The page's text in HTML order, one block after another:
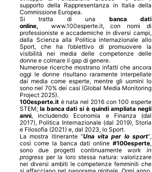
supporto della Rappresentanza in Italia della
Commissione Europea.
Si tratta di una banca dati
online,
www.100esperte.it, con nomi di
professioniste e accademiche in diversi campi,
dalla Scienza alla Politica internazionale allo
Sport, che ha l’obiettivo di promuovere la
visibilità nei media delle competenze delle
donne e colmare il gap di genere.
Numerose ricerche mostrano infatti che ancora
oggi le donne risultano raramente interpellate
dai media come esperte, mentre gli uomini lo
sono nel 70% dei casi (Global Media Monitoring
Project 2025).
100esperte.it è nata nel 2016 con 100 esperte
STEM; la banca dati si è quindi ampliata negli
anni, includendo Economia e Finanza (dal
2017), Politica Internazionale (dal 2019), Storia
e Filosofia (2021) e, dal 2023, lo Sport.
La mostra itinerante “Una vita per lo sport”,
così come la banca dati online #100esperte,
sono due progetti continuamente work in
progress per la loro stessa natura: valorizzare
nei diversi ambiti le competenze femminili che